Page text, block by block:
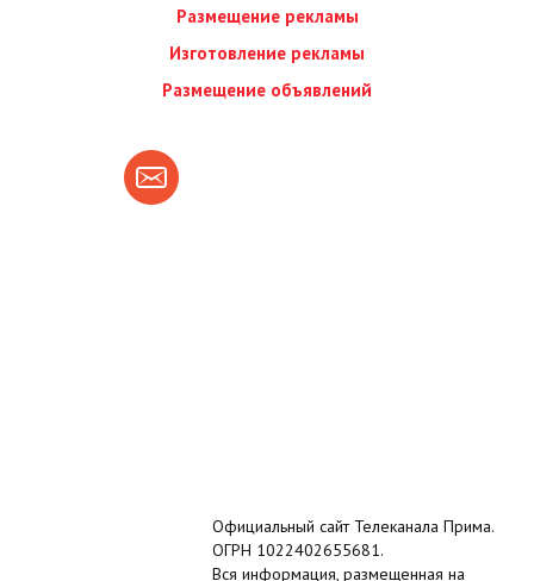
Размещение рекламы
Изготовление рекламы
Размещение объявлений
Официальный сайт Телеканала Прима.
ОГРН 1022402655681.
Вся информация, размещенная на